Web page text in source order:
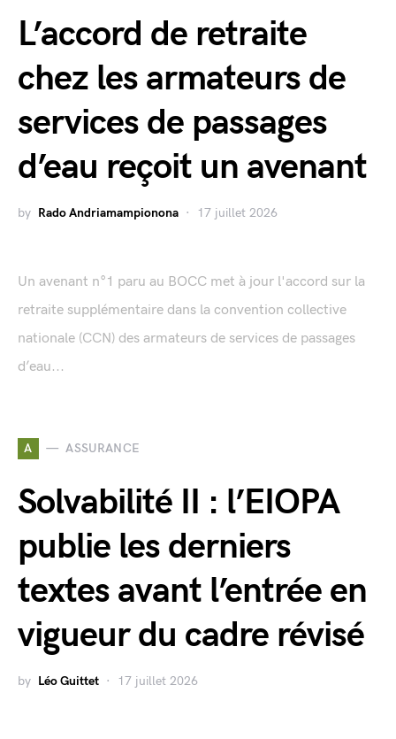
L’accord de retraite
chez les armateurs de
services de passages
d’eau reçoit un avenant
by Rado Andriamampionona 17 juillet 2026
Un avenant n°1 paru au BOCC met à jour l'accord sur la
retraite supplémentaire dans la convention collective
nationale (CCN) des armateurs de services de passages
d’eau...
A ASSURANCE
Solvabilité II : l’EIOPA
publie les derniers
textes avant l’entrée en
vigueur du cadre révisé
by Léo Guittet 17 juillet 2026